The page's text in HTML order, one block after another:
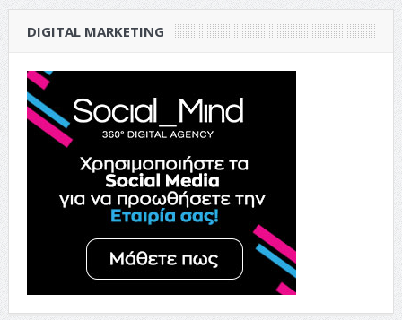
DIGITAL MARKETING